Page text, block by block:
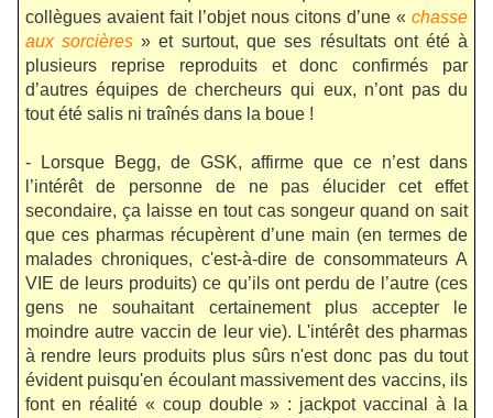
collègues avaient fait l’objet nous citons d’une «chasse
aux sorcières» et surtout, que ses résultats ont été à
plusieurs reprise reproduits et donc confirmés par
d’autres équipes de chercheurs qui eux, n’ont pas du
tout été salis ni traînés dans la boue !
- Lorsque Begg, de GSK, affirme que ce n’est dans
l’intérêt de personne de ne pas élucider cet effet
secondaire, ça laisse en tout cas songeur quand on sait
que ces pharmas récupèrent d’une main (en termes de
malades chroniques, c'est-à-dire de consommateurs A
VIE de leurs produits) ce qu’ils ont perdu de l’autre (ces
gens ne souhaitant certainement plus accepter le
moindre autre vaccin de leur vie). L'intérêt des pharmas
à rendre leurs produits plus sûrs n'est donc pas du tout
évident puisqu'en écoulant massivement des vaccins, ils
font en réalité « coup double » : jackpot vaccinal à la